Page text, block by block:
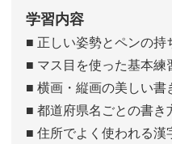
学習内容
■ 正しい姿勢とペンの持
■ マス目を使った基本練
■ 横画・縦画の美しい書
■ 都道府県名ごとの書き
■ 住所でよく使われる漢